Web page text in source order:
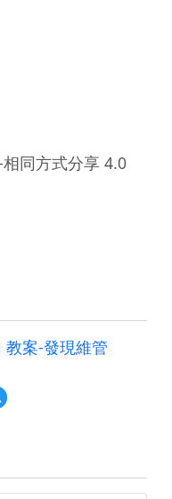
同方式分享 4.0
案-發現維管
預
覽
圖.png